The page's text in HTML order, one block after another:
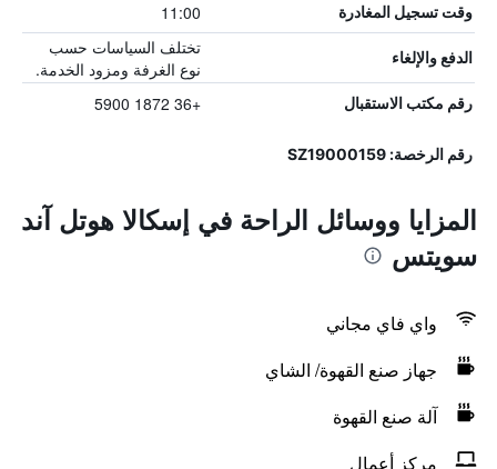
وقت تسجيل المغادرة 11:00
الدفع والإلغاء
تختلف السياسات حسب
نوع الغرفة ومزود الخدمة.
رقم مكتب الاستقبال +36 1872 5900
رقم الرخصة: SZ19000159
المزايا ووسائل الراحة في إسكالا هوتل آند
سويتس
واي فاي مجاني
جهاز صنع القهوة/ الشاي
آلة صنع القهوة
مركز أعمال